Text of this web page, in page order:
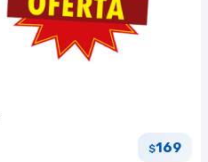
$169